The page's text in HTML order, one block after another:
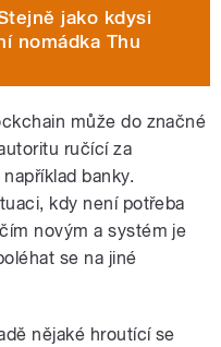
jako kdysi
nomádka Thu
může do značné
ručící za
banky.
kdy není potřeba
novým a systém je
se na jiné
nějaké hroutící se